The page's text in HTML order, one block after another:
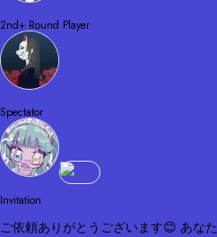
2nd+ Round Player
Spectator
Invitation
ご依頼ありがとうございます😊 あな